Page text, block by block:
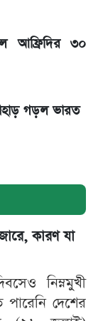
বার্তা
আফ্রিদির ৩০
গড়ল ভারত
কারণ যা
নিম্নমুখী
পারেনি দেশের